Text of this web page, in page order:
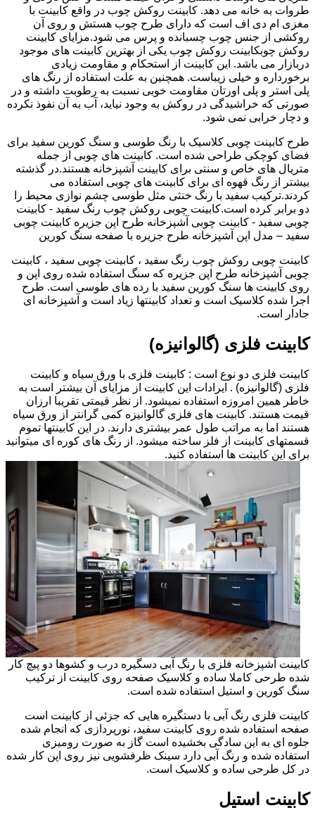
طروات به خانه می دهد. کابینت روکش چوب در واقع کابینت با
مغزی ام دی اف است که دارای طرح چوب هستش و روی آن
روکشی از جنس چوب چسبانده و پرس می شود.مزایای کابینت
روکش چوبکابینت روکش چوب یکی از بهترین کابینت های موجود
دربازار می باشد. این کابینت از استحکام و مقاومت زیادی
برخورداره و خیلی زیباست. همچنین به علت استفاده از رنگ های
پلی استر و پلی اورتان مقاومت خوبی نسبت به رطوبت داشته و در
صورتی که خراشیدگی در روکش به وجود نیاید، آب به آن نفوذ نکرده
و دچار خرابی نمی شود.
طرح کابینت چوبی کلاسیک با رنگ طوسی و سنگ کورین سفید برای
فضای کوچکی طراحی شده است. کابینت های چوبی از جمله
متریال های خاص و سنتی برای کابینت آشپزخانه هستند.در گذشته
بیشتر از رنگ قهوه ای برای کابینت های چوبی استفاده می
کردند.ترکیب سفید با رنگ خنثی مثل طوسی چشم نوازی محیط را
دو برابر کرده است.کابینت چوبی روکش چوب رنگ سفید - کابینت
چوبی سفید - کابینت چوبی آشپزخانه طرح اپن جزیره کابینت چوبی
سفید – مدل اپن آشپزخانه طرح جزیره با صفحه سنگ کورین
کابینت چوبی روکش چوب رنگ سفید ، کابینت چوبی سفید ، کابینت
چوبی آشپزخانه طرح اپن جزیره که سنگ استفاده شده روی اپن و
روی کابینت ها سنگ کورین سفید با رده های طوسی است. طرح
اجرا شده کلاسیک است و تعداد کابینتها زیاد است و آشپزخانه ای
جادار است.
کابینت فلزی (گالوانیزه)
کابینت فلزی دو نوع است : کابینت فلزی با ورق سیاه و کابینت
فلزی (گالوانیزه) . ایرادات این کابینت از مزایای آن بیشتر است به
خاطر همین امروزه استفاده نمیشود. از نظر قیمتی تقریبا ارزان
قیمت هستند. کابینت های فلزی گالوانیزه کمی گرانتر از ورق سیاه
هستند اما به مراتب طول عمر بیشتری دارند. در این کابینتها تموم
قسمتهای کابینت از فلز ساخته میشود. از رنگ های کوره ای میتوانید
برای این کابینت ها استفاده کنید.
کابینت آشپزخانه فلزی با رنگ آبی دسگیره درب و کشوها دو پیچ کار
شده طرحی کاملا ساده و کلاسیک صفحه روی کابینت از ترکیب
سنگ کورین و استیل استفاده شده است.
کابینت فلزی رنگ آبی با دستگیره هایی که جزئی از کابینت است
صفحه استفاده شده روی کابینت سفید، نورپردازی که انجام شده
جلوه ای به این سادگی بخشیده است گاز به صورت رومیزی
استفاده شده و رنگ آبی دارد سینک ظرفشویی نیز روی اپن کار شده
در کل طرحی ساده و کلاسیک است.
کابینت استیل